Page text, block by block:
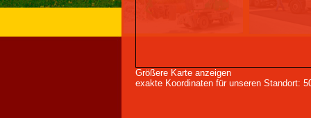
Größere Karte anzeigen
exakte Koordinaten für unseren Standort: